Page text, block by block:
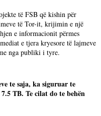
të FSB që kishin për
të Tor-it, krijimin e një
e informacionit përmes
e tjera kryesore të lajmeve
nga publiki i tyre.
te saja, ka siguruar te
TB. Te cilat do te behën